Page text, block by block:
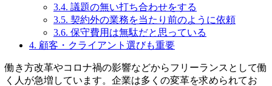
3.4. 議題の無い打ち合わせをする
3.5. 契約外の業務を当たり前のように依頼
3.6. 保守費用は無駄だと思っている
4. 顧客・クライアント選びも重要
働き方改革やコロナ禍の影響などからフリーランスとして働
く人が急増しています。企業は多くの変革を求められてお